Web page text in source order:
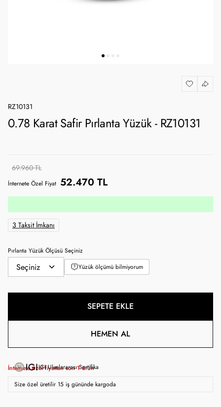
RZ10131
0.78 Karat Safir Pırlanta Yüzük - RZ10131
69.960 TL
İnternete Özel Fiyat 52.470 TL
3 Taksit İmkanı
Pırlanta Yüzük Ölçüsü Seçiniz
Yüzük ölçümü bilmiyorum
SEPETE EKLE
HEMEN AL
İnternete özel fiyattan son1ürün
IGI Uluslararası Sertifika
Size özel üretilir 15 iş gününde kargoda